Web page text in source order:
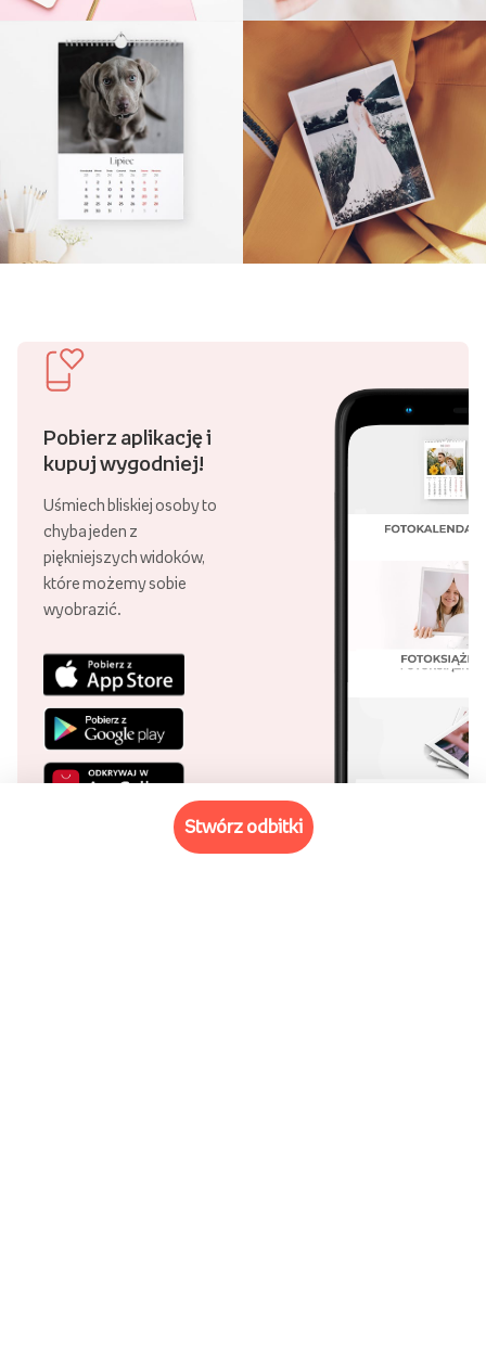
stwórz odbitki
Pobierz aplikację i
kupuj wygodniej!
Uśmiech bliskiej osoby to
chyba jeden z
piękniejszych widoków,
które możemy sobie
wyobrazić.